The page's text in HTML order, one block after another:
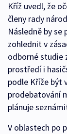
Kříž uvedl, že
členy rady
Následně by
zohlednit v
odborné studie
prostředí i
podle Kříže být
prodebatování
plánuje
V oblastech po